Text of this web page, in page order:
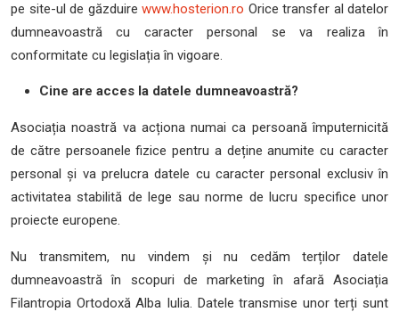
pe site-ul de găzduire www.hosterion.ro Orice transfer al datelor
dumneavoastră cu caracter personal se va realiza în
conformitate cu legislația în vigoare.
Cine are acces la datele dumneavoastră?
Asociația noastră va acționa numai ca persoană împuternicită
de către persoanele fizice pentru a deține anumite cu caracter
personal și va prelucra datele cu caracter personal exclusiv în
activitatea stabilită de lege sau norme de lucru specifice unor
proiecte europene.
Nu transmitem, nu vindem și nu cedăm terților datele
dumneavoastră în scopuri de marketing în afară Asociația
Filantropia Ortodoxă Alba Iulia. Datele transmise unor terți sunt